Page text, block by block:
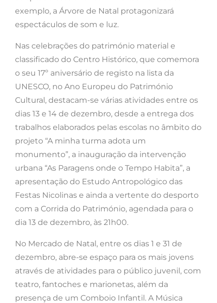
exemplo, a Árvore de Natal protagonizará
espectáculos de som e luz.
Nas celebrações do património material e
classificado do Centro Histórico, que comemora
o seu 17º aniversário de registo na lista da
UNESCO, no Ano Europeu do Património
Cultural, destacam-se várias atividades entre os
dias 13 e 14 de dezembro, desde a entrega dos
trabalhos elaborados pelas escolas no âmbito do
projeto “A minha turma adota um
monumento”, a inauguração da intervenção
urbana “As Paragens onde o Tempo Habita”, a
apresentação do Estudo Antropológico das
Festas Nicolinas e ainda a vertente do desporto
com a Corrida do Património, agendada para o
dia 13 de dezembro, às 21h00.
No Mercado de Natal, entre os dias 1 e 31 de
dezembro, abre-se espaço para os mais jovens
através de atividades para o público juvenil, com
teatro, fantoches e marionetas, além da
presença de um Comboio Infantil. A Música